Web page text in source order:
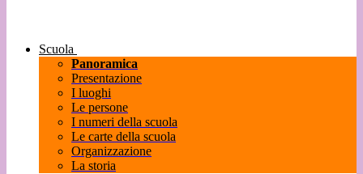
Scuola
Panoramica
Presentazione
I luoghi
Le persone
I numeri della scuola
Le carte della scuola
Organizzazione
La storia